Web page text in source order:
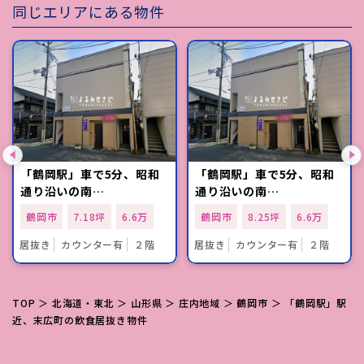
同じエリアにある物件
「鶴岡駅」車で5分、昭和
通り沿いの南…
鶴岡市 7.18坪
6.6万
居抜き
カウンター有 ２階
「鶴岡駅」車で5分、昭和
通り沿いの南…
鶴岡市 8.25坪
6.6万
居抜き
カウンター有 ２階
TOP ＞ 北海道・東北 ＞ 山形県 ＞ 庄内地域 ＞鶴岡市 ＞ 「鶴岡駅」駅
近、末広町の飲食居抜き物件